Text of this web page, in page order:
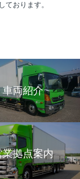
ております。
車両紹介
業拠点案内